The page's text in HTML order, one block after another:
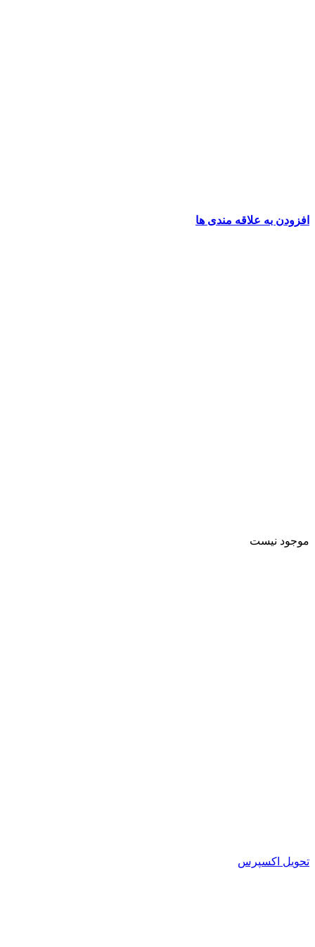
افزودن به علاقه مندی ها
موجود نیست
تحویل اکسپرس